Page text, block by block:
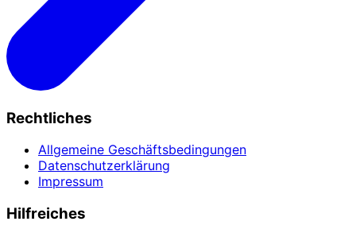
Rechtliches
Allgemeine Geschäftsbedingungen
Datenschutzerklärung
Impressum
Hilfreiches